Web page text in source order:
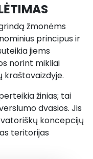
žmonėms
principus ir
jiems
norint mikliai
kraštovaizdyje.
žinias; tai
dvasios. Jis
koncepcijų
teritorijas